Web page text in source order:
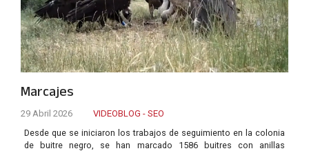
Marcajes
29 Abril 2026
VIDEOBLOG - SEO
Desde que se iniciaron los trabajos de seguimiento en la colonia
de buitre negro, se han marcado 1586 buitres con anillas